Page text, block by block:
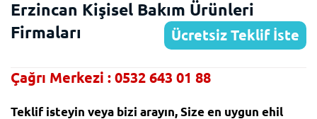
Erzincan Kişisel Bakım Ürünleri
Firmaları
Ücretsiz Teklif İste
Çağrı Merkezi : 0532 643 01 88
Teklif isteyin veya bizi arayın, Size en uygun ehil